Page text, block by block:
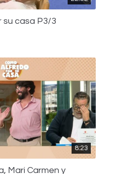
su casa P3/3
8:23
Mari Carmen y